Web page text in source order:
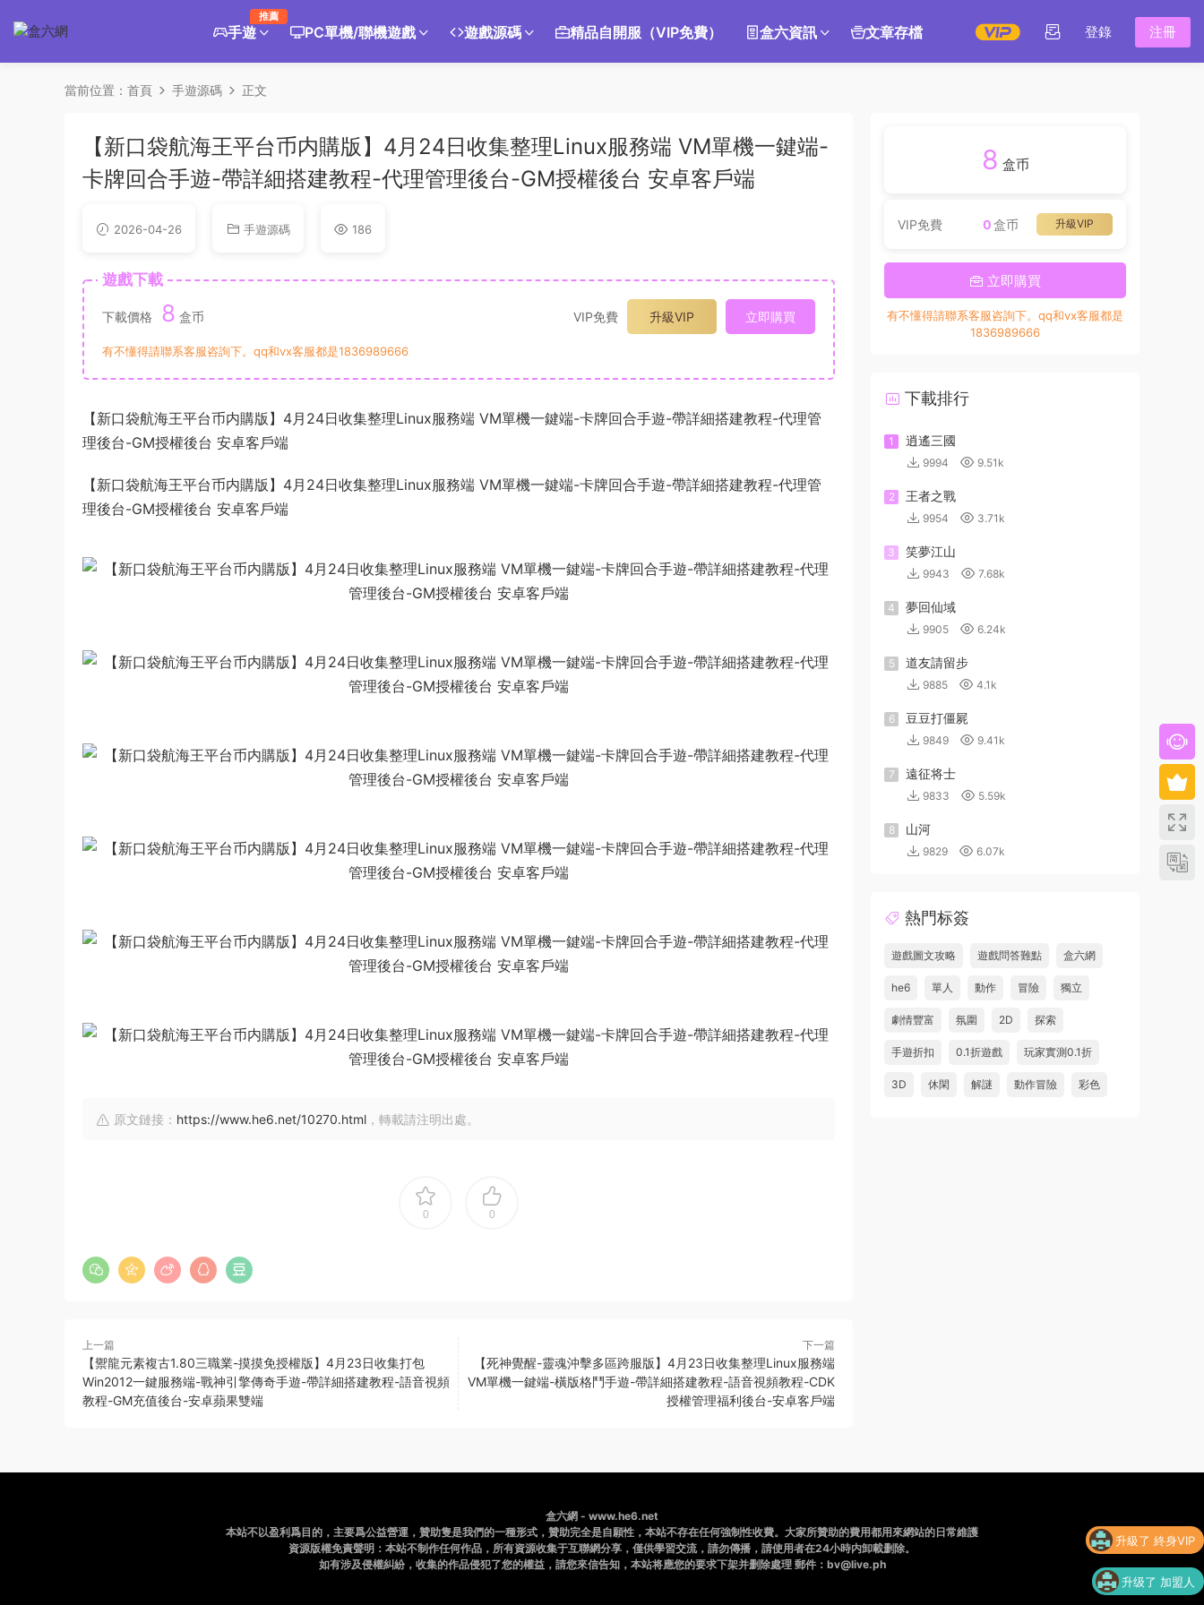
手遊
推薦
PC單機/聯機遊戲 遊戲源碼 精品自開服（VIP免費） 盒六資訊 文章存檔 登錄 注冊
當前位置： 首頁 手遊源碼 正文
【新口袋航海王平台币内購版】4月24日收集整理Linux服務端 VM單機一鍵端-
卡牌回合手遊-帶詳細搭建教程-代理管理後台-GM授權後台 安卓客戶端
2026-04-26 手遊源碼 186
遊戲下載
下載價格 8 盒币 VIP免費 升級VIP 立即購買
有不懂得請聯系客服咨詢下。qq和vx客服都是1836989666
【新口袋航海王平台币内購版】4月24日收集整理Linux服務端 VM單機一鍵端-卡牌回合手遊-帶詳細搭建教程-代理管
理後台-GM授權後台 安卓客戶端
【新口袋航海王平台币内購版】4月24日收集整理Linux服務端 VM單機一鍵端-卡牌回合手遊-帶詳細搭建教程-代理管
理後台-GM授權後台 安卓客戶端
原文鏈接： https://www.he6.net/10270.html ，轉載請注明出處。
0 0
上一篇
【禦龍元素複古1.80三職業-摸摸免授權版】4月23日收集打包
Win2012一鍵服務端-戰神引擎傳奇手遊-帶詳細搭建教程-語音視頻
教程-GM充值後台-安卓蘋果雙端
下一篇
【死神覺醒-靈魂沖擊多區跨服版】4月23日收集整理Linux服務端
VM單機一鍵端-橫版格鬥手遊-帶詳細搭建教程-語音視頻教程-CDK
授權管理福利後台-安卓客戶端
8 盒币
VIP免費 升級VIP
0盒币
立即購買
有不懂得請聯系客服咨詢下。qq和vx客服都是
1836989666
下載排行
1 逍遙三國
9994 9.51k
2 王者之戰
9954 3.71k
3 笑夢江山
9943 7.68k
4 夢回仙域
9905 6.24k
5 道友請留步
9885 4.1k
6 豆豆打僵屍
9849 9.41k
7 遠征将士
9833 5.59k
8 山河
9829 6.07k
熱門标簽
遊戲圖文攻略 遊戲問答難點 盒六網
he6 單人 動作 冒險 獨立
劇情豐富 氛圍 2D 探索
手遊折扣 0.1折遊戲 玩家實測0.1折
3D 休閑 解謎 動作冒險 彩色
盒六網 - www.he6.net
本站不以盈利爲目的，主要爲公益營運，贊助隻是我們的一種形式，贊助完全是自願性，本站不存在任何強制性收費。大家所贊助的費用都用來網站的日常維護
資源版權免責聲明：本站不制作任何作品，所有資源收集于互聯網分享，僅供學習交流，請勿傳播，請使用者在24小時内卸載删除。
如有涉及侵權糾紛，收集的作品侵犯了您的權益，請您來信告知，本站将應您的要求下架并删除處理 郵件：bv@live.ph
升級了 終身VIP
升级了 加盟人